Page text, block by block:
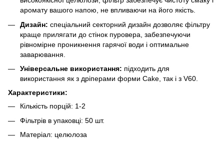
аромату вашого напою, не впливаючи на його якість.
Дизайн: спеціальний секторний дизайн дозволяє фільтру
краще прилягати до стінок пуровера, забезпечуючи
рівномірне проникнення гарячої води і оптимальне
заварювання.
Універсальне використання: підходить для
використання як з дріперами форми Cake, так і з V60.
Характеристики:
Кількість порцій: 1-2
Фільтрів в упаковці: 50 шт.
Матеріал: целюлоза